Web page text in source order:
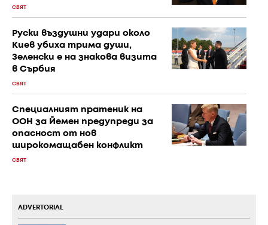
СВЯТ
Руски въздушни удари около
Киев убиха трима души,
Зеленски е на знакова визита
в Сърбия
СВЯТ
Специалният пратеник на
ООН за Йемен предупреди за
опасност от нов
широкомащабен конфликт
СВЯТ
ADVERTORIAL